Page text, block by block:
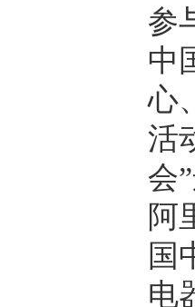
参
中
心
活
会
阿
国
电